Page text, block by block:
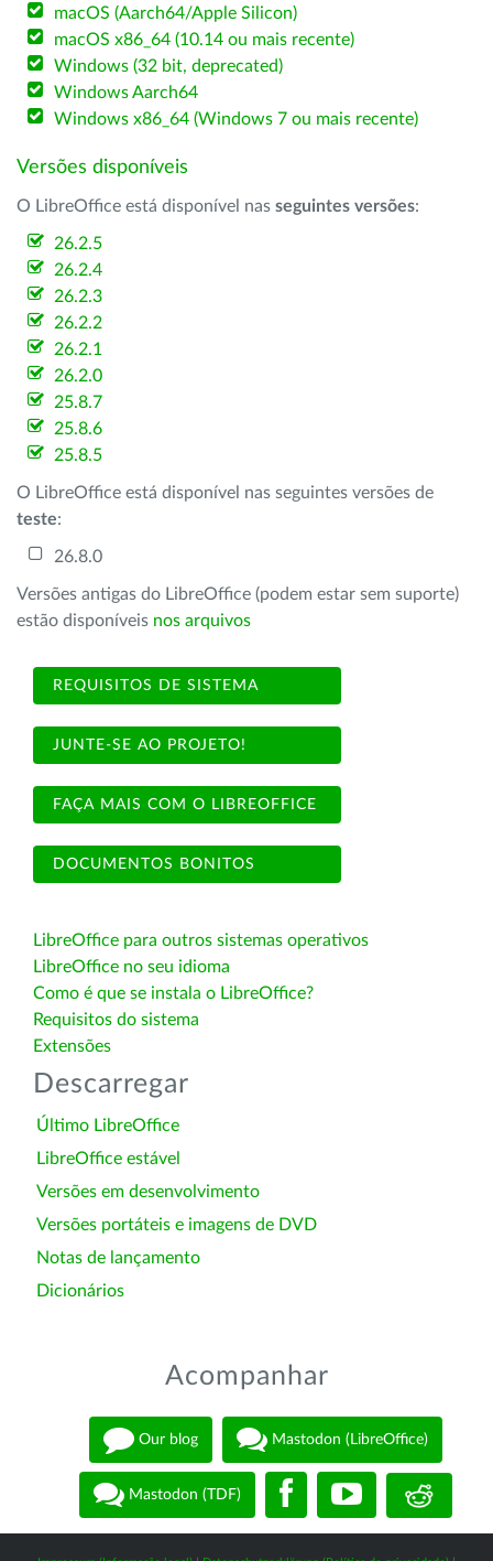
macOS (Aarch64/Apple Silicon)
macOS x86_64 (10.14 ou mais recente)
Windows (32 bit, deprecated)
Windows Aarch64
Windows x86_64 (Windows 7 ou mais recente)
Versões disponíveis
O LibreOffice está disponível nas seguintes versões:
26.2.5
26.2.4
26.2.3
26.2.2
26.2.1
26.2.0
25.8.7
25.8.6
25.8.5
O LibreOffice está disponível nas seguintes versões de
teste:
26.8.0
Versões antigas do LibreOffice (podem estar sem suporte)
estão disponíveis nos arquivos
REQUISITOS DE SISTEMA
JUNTE-SE AO PROJETO!
FAÇA MAIS COM O LIBREOFFICE
DOCUMENTOS BONITOS
LibreOffice para outros sistemas operativos
LibreOffice no seu idioma
Como é que se instala o LibreOffice?
Requisitos do sistema
Extensões
Descarregar
Último LibreOffice
LibreOffice estável
Versões em desenvolvimento
Versões portáteis e imagens de DVD
Notas de lançamento
Dicionários
Acompanhar
Our blog Mastodon (LibreOffice)
Mastodon (TDF)